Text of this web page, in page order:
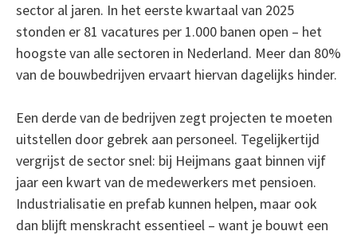
sector al jaren. In het eerste kwartaal van 2025
stonden er 81 vacatures per 1.000 banen open – het
hoogste van alle sectoren in Nederland. Meer dan 80%
van de bouwbedrijven ervaart hiervan dagelijks hinder.
Een derde van de bedrijven zegt projecten te moeten
uitstellen door gebrek aan personeel. Tegelijkertijd
vergrijst de sector snel: bij Heijmans gaat binnen vijf
jaar een kwart van de medewerkers met pensioen.
Industrialisatie en prefab kunnen helpen, maar ook
dan blijft menskracht essentieel – want je bouwt een